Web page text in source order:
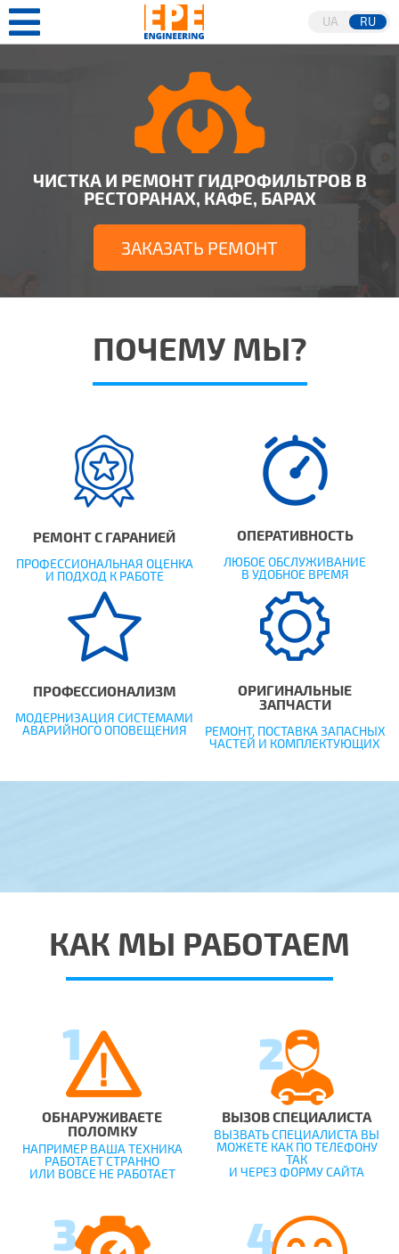
UA RU
ЧИСТКА И РЕМОНТ ГИДРОФИЛЬТРОВ В
РЕСТОРАНАХ, КАФЕ, БАРАХ
ЗАКАЗАТЬ РЕМОНТ
ПОЧЕМУ МЫ?
РЕМОНТ С ГАРАНИЕЙ
ПРОФЕССИОНАЛЬНАЯ ОЦЕНКА
И ПОДХОД К РАБОТЕ
ОПЕРАТИВНОСТЬ
ЛЮБОЕ ОБСЛУЖИВАНИЕ
В УДОБНОЕ ВРЕМЯ
ПРОФЕССИОНАЛИЗМ
МОДЕРНИЗАЦИЯ СИСТЕМАМИ
АВАРИЙНОГО ОПОВЕЩЕНИЯ
ОРИГИНАЛЬНЫЕ
ЗАПЧАСТИ
РЕМОНТ, ПОСТАВКА ЗАПАСНЫХ
ЧАСТЕЙ И КОМПЛЕКТУЮЩИХ
КАК МЫ РАБОТАЕМ
ОБНАРУЖИВАЕТЕ
ПОЛОМКУ
НАПРИМЕР ВАША ТЕХНИКА
РАБОТАЕТ СТРАННО
ИЛИ ВОВСЕ НЕ РАБОТАЕТ
ВЫЗОВ СПЕЦИАЛИСТА
ВЫЗВАТЬ СПЕЦИАЛИСТА ВЫ
МОЖЕТЕ КАК ПО ТЕЛЕФОНУ
ТАК
И ЧЕРЕЗ ФОРМУ САЙТА